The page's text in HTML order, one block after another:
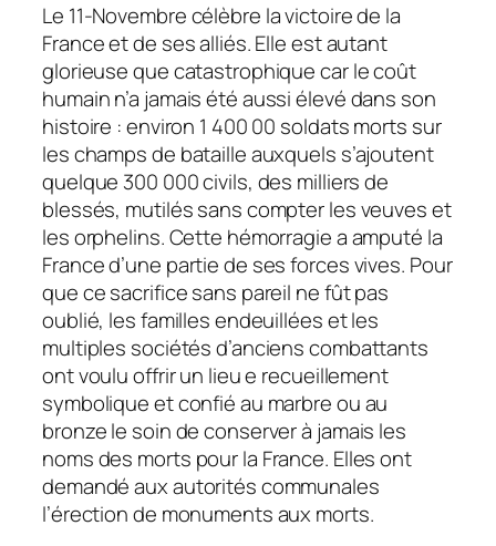
Le 11-Novembre célèbre la victoire de la
France et de ses alliés. Elle est autant
glorieuse que catastrophique car le coût
humain n’a jamais été aussi élevé dans son
histoire : environ 1 400 00 soldats morts sur
les champs de bataille auxquels s’ajoutent
quelque 300 000 civils, des milliers de
blessés, mutilés sans compter les veuves et
les orphelins. Cette hémorragie a amputé la
France d’une partie de ses forces vives. Pour
que ce sacrifice sans pareil ne fût pas
oublié, les familles endeuillées et les
multiples sociétés d’anciens combattants
ont voulu offrir un lieu e recueillement
symbolique et confié au marbre ou au
bronze le soin de conserver à jamais les
noms des morts pour la France. Elles ont
demandé aux autorités communales
l’érection de monuments aux morts.